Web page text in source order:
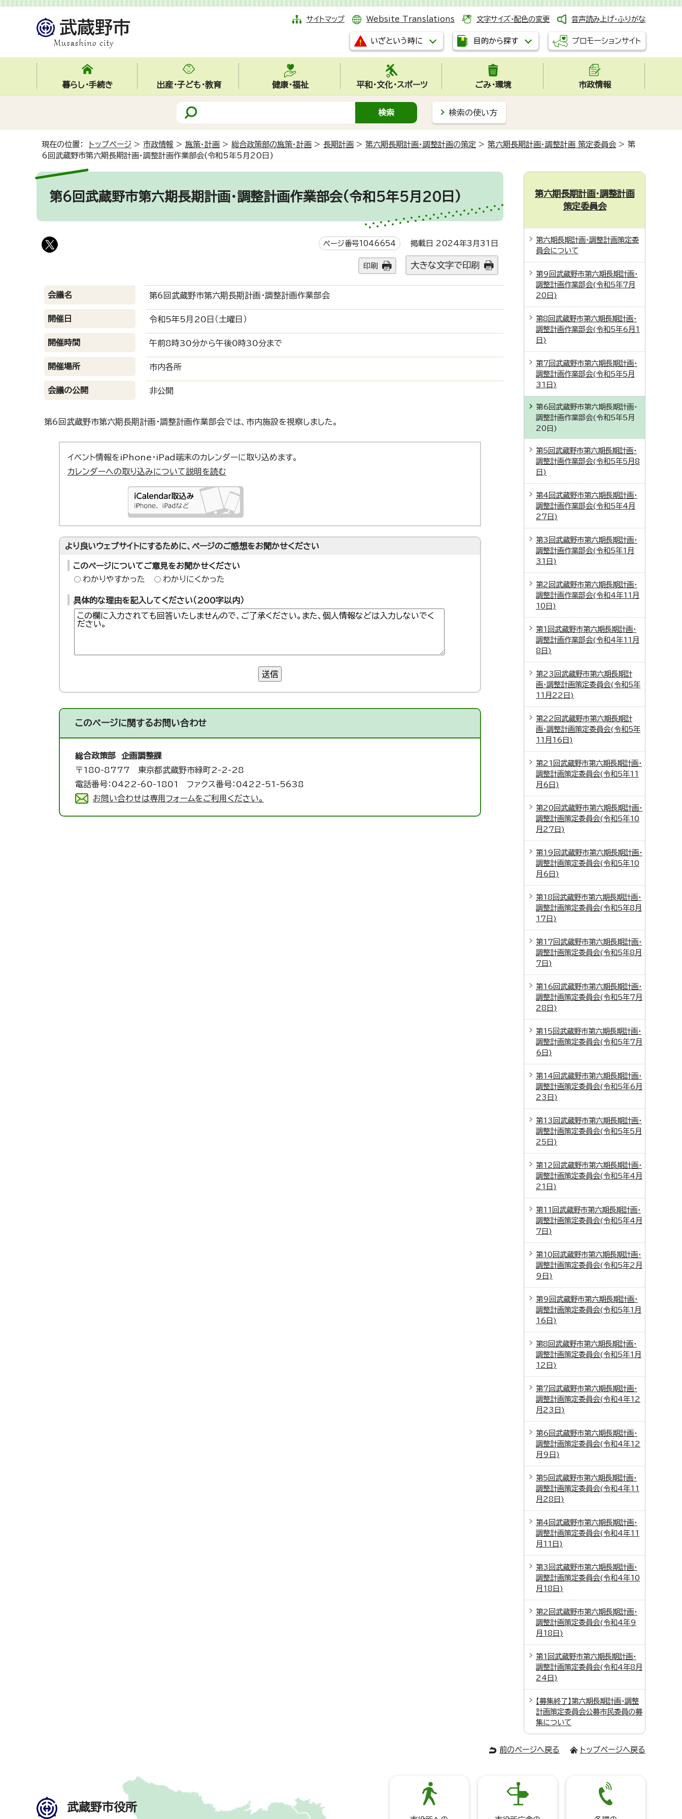
サイトマップ Website Translations 文字サイズ・配色の変更 音声読み上げ・ふりがな
いざという時に 目的から探す プロモーションサイト
暮らし・手続き 出産・子ども・教育 健康・福祉 平和・文化・スポーツ ごみ・環境 市政情報
検索の使い方
現在の位置： トップページ > 市政情報 > 施策・計画 > 総合政策部の施策・計画 > 長期計画 > 第六期長期計画・調整計画の策定 > 第六期長期計画・調整計画 策定委員会 > 第
6回武蔵野市第六期長期計画・調整計画作業部会(令和5年5月20日)
第6回武蔵野市第六期長期計画・調整計画作業部会(令和5年5月20日)
ページ番号1046654 掲載日 2024年3月31日
印刷 大きな文字で印刷
会議名 第6回武蔵野市第六期長期計画・調整計画作業部会
開催日 令和5年5月20日（土曜日）
開催時間 午前8時30分から午後0時30分まで
開催場所 市内各所
会議の公開 非公開
第6回武蔵野市第六期長期計画・調整計画作業部会では、市内施設を視察しました。
イベント情報をiPhone・iPad端末のカレンダーに取り込めます。
カレンダーへの取り込みについて説明を読む
より良いウェブサイトにするために、ページのご感想をお聞かせください
このページについてご意見をお聞かせください
わかりやすかった
わかりにくかった
具体的な理由を記入してください（200字以内）
送信
このページに関するお問い合わせ
総合政策部 企画調整課
〒180-8777 東京都武蔵野市緑町2-2-28
電話番号：0422-60-1801 ファクス番号：0422-51-5638
お問い合わせは専用フォームをご利用ください。
第六期長期計画・調整計画
策定委員会
第六期長期計画・調整計画策定委
員会について
第9回武蔵野市第六期長期計画・
調整計画作業部会(令和5年7月
20日)
第8回武蔵野市第六期長期計画・
調整計画作業部会(令和5年6月1
日)
第7回武蔵野市第六期長期計画・
調整計画作業部会(令和5年5月
31日)
第6回武蔵野市第六期長期計画・
調整計画作業部会(令和5年5月
20日)
第5回武蔵野市第六期長期計画・
調整計画作業部会(令和5年5月8
日)
第4回武蔵野市第六期長期計画・
調整計画作業部会(令和5年4月
27日)
第3回武蔵野市第六期長期計画・
調整計画作業部会(令和5年1月
31日)
第2回武蔵野市第六期長期計画・
調整計画作業部会(令和4年11月
10日)
第1回武蔵野市第六期長期計画・
調整計画作業部会(令和4年11月
8日)
第23回武蔵野市第六期長期計
画・調整計画策定委員会(令和5年
11月22日)
第22回武蔵野市第六期長期計
画・調整計画策定委員会(令和5年
11月16日)
第21回武蔵野市第六期長期計画・
調整計画策定委員会(令和5年11
月6日)
第20回武蔵野市第六期長期計画・
調整計画策定委員会(令和5年10
月27日)
第19回武蔵野市第六期長期計画・
調整計画策定委員会(令和5年10
月6日)
第18回武蔵野市第六期長期計画・
調整計画策定委員会(令和5年8月
17日)
第17回武蔵野市第六期長期計画・
調整計画策定委員会(令和5年8月
7日)
第16回武蔵野市第六期長期計画・
調整計画策定委員会(令和5年7月
28日)
第15回武蔵野市第六期長期計画・
調整計画策定委員会(令和5年7月
6日)
第14回武蔵野市第六期長期計画・
調整計画策定委員会(令和5年6月
23日)
第13回武蔵野市第六期長期計画・
調整計画策定委員会(令和5年5月
25日)
第12回武蔵野市第六期長期計画・
調整計画策定委員会(令和5年4月
21日)
第11回武蔵野市第六期長期計画・
調整計画策定委員会(令和5年4月
7日)
第10回武蔵野市第六期長期計画・
調整計画策定委員会(令和5年2月
9日)
第9回武蔵野市第六期長期計画・
調整計画策定委員会(令和5年1月
16日)
第8回武蔵野市第六期長期計画・
調整計画策定委員会(令和5年1月
12日)
第7回武蔵野市第六期長期計画・
調整計画策定委員会(令和4年12
月23日)
第6回武蔵野市第六期長期計画・
調整計画策定委員会(令和4年12
月9日)
第5回武蔵野市第六期長期計画・
調整計画策定委員会(令和4年11
月28日)
第4回武蔵野市第六期長期計画・
調整計画策定委員会(令和4年11
月11日)
第3回武蔵野市第六期長期計画・
調整計画策定委員会(令和4年10
月18日)
第2回武蔵野市第六期長期計画・
調整計画策定委員会(令和4年9
月18日)
第1回武蔵野市第六期長期計画・
調整計画策定委員会(令和4年8月
24日)
【募集終了】第六期長期計画・調整
計画策定委員会公募市民委員の募
集について
前のページへ戻る トップページへ戻る
武蔵野市役所